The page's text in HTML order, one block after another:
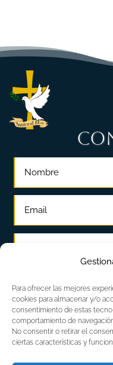
Para ofrecer las mejores
cookies para almacenar y/o
consentimiento de estas
comportamiento de
No consentir o retirar el
ciertas características y